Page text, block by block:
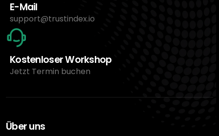
E-Mail
support@trustindex.io
Kostenloser Workshop
Jetzt Termin buchen
Über uns